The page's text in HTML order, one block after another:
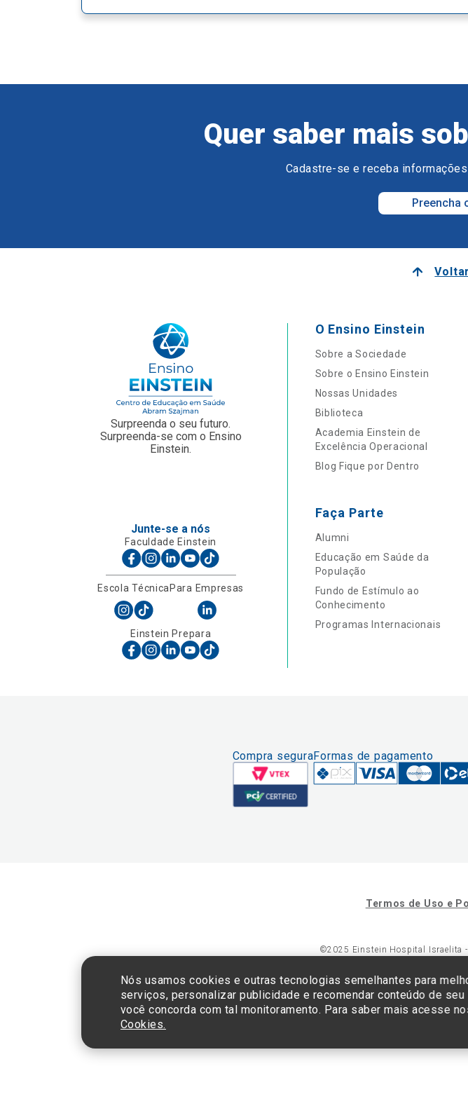
Quer saber mais
Cadastre-se e receba
Preencha
Surpreenda o seu futuro.
Surpreenda-se com o Ensino
Einstein.
Junte-se a nós
Faculdade Einstein
Escola TécnicaPara Empresas
Einstein Prepara
O Ensino Einstein
Sobre a Sociedade
Sobre o Ensino Einstein
Nossas Unidades
Biblioteca
Academia Einstein de
Excelência Operacional
Blog Fique por Dentro
Faça Parte
Alumni
Educação em Saúde da
População
Fundo de Estímulo ao
Conhecimento
Programas Internacionais
Compra seguraFormas de pagamento
Termos de Uso e
©2025 Einstein Hospital Israelita -
Nós usamos cookies e outras tecnologias semelhantes para
serviços, personalizar publicidade e recomendar conteúdo de
você concorda com tal monitoramento. Para saber mais acesse
Cookies.